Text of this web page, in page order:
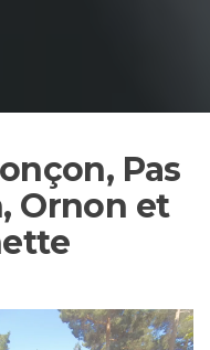
Pas
Ornon et